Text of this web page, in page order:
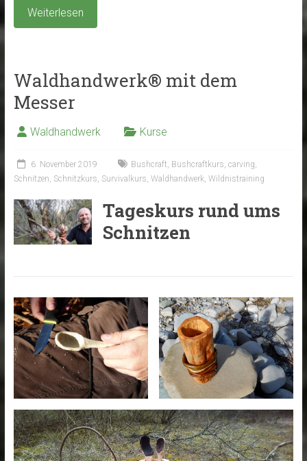
Weiterlesen
Waldhandwerk® mit dem
Messer
Waldhandwerk Kurse
6. November 2019 Bushcraft, Bushcraftkurs, carving,
Schnitzen, Schnitzkurs, Survivalkurs, Waldhandwerk, Wildnistraining
Tageskurs rund ums
Schnitzen